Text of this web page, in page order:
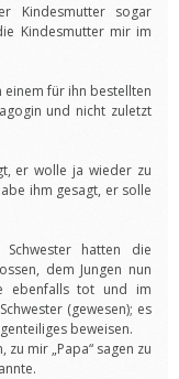
Kindesmutter sogar
Kindesmutter mir im
einem für ihn bestellten
und nicht zuletzt
er wolle ja wieder zu
ihm gesagt, er solle
hatten die
dem Jungen nun
ebenfalls tot und im
(gewesen); es
beweisen.
mir „Papa“ sagen zu